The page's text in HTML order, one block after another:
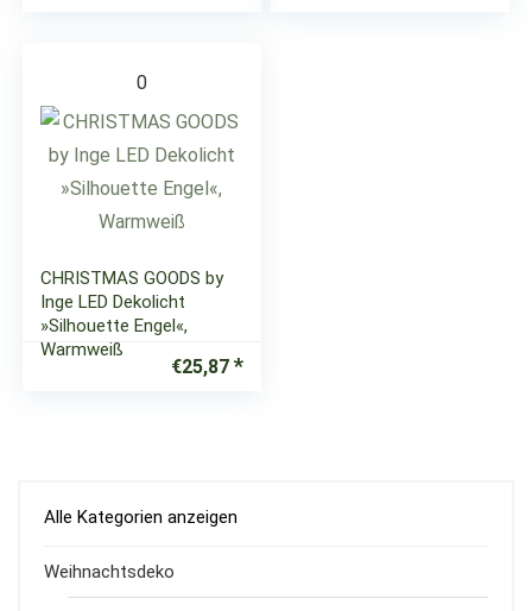
0
CHRISTMAS GOODS by
Inge LED Dekolicht
»Silhouette Engel«,
Warmweiß
€25,87
Alle Kategorien anzeigen
Weihnachtsdeko